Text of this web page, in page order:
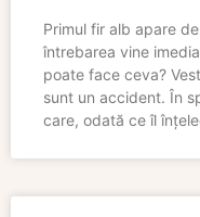
Primul fir alb apare
întrebarea vine
poate face ceva?
sunt un accident. În
care, odată ce îl